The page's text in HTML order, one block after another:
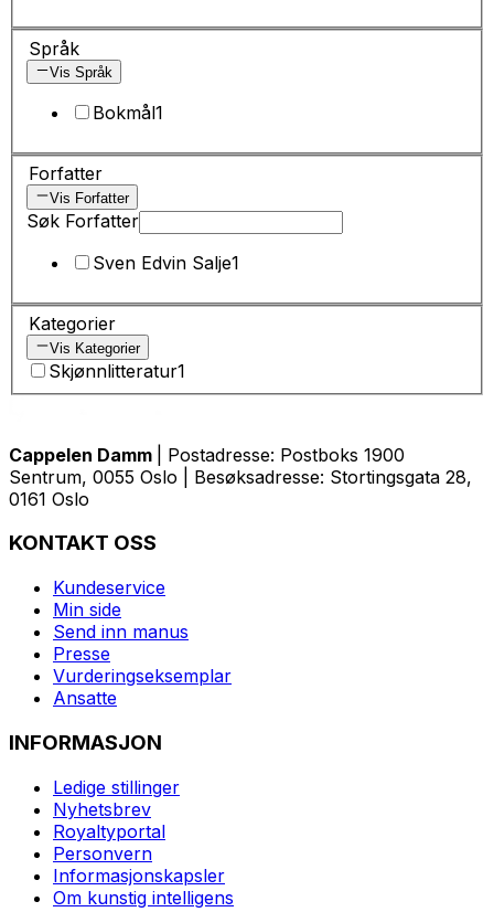
Språk
Vis Språk
Bokmål1
Forfatter
Vis Forfatter
Søk Forfatter
Sven Edvin Salje1
Kategorier
Vis Kategorier
Skjønnlitteratur1
Cappelen Damm
| Postadresse: Postboks 1900
Sentrum, 0055 Oslo | Besøksadresse: Stortingsgata 28,
0161 Oslo
KONTAKT OSS
Kundeservice
Min side
Send inn manus
Presse
Vurderingseksemplar
Ansatte
INFORMASJON
Ledige stillinger
Nyhetsbrev
Royaltyportal
Personvern
Informasjonskapsler
Om kunstig intelligens